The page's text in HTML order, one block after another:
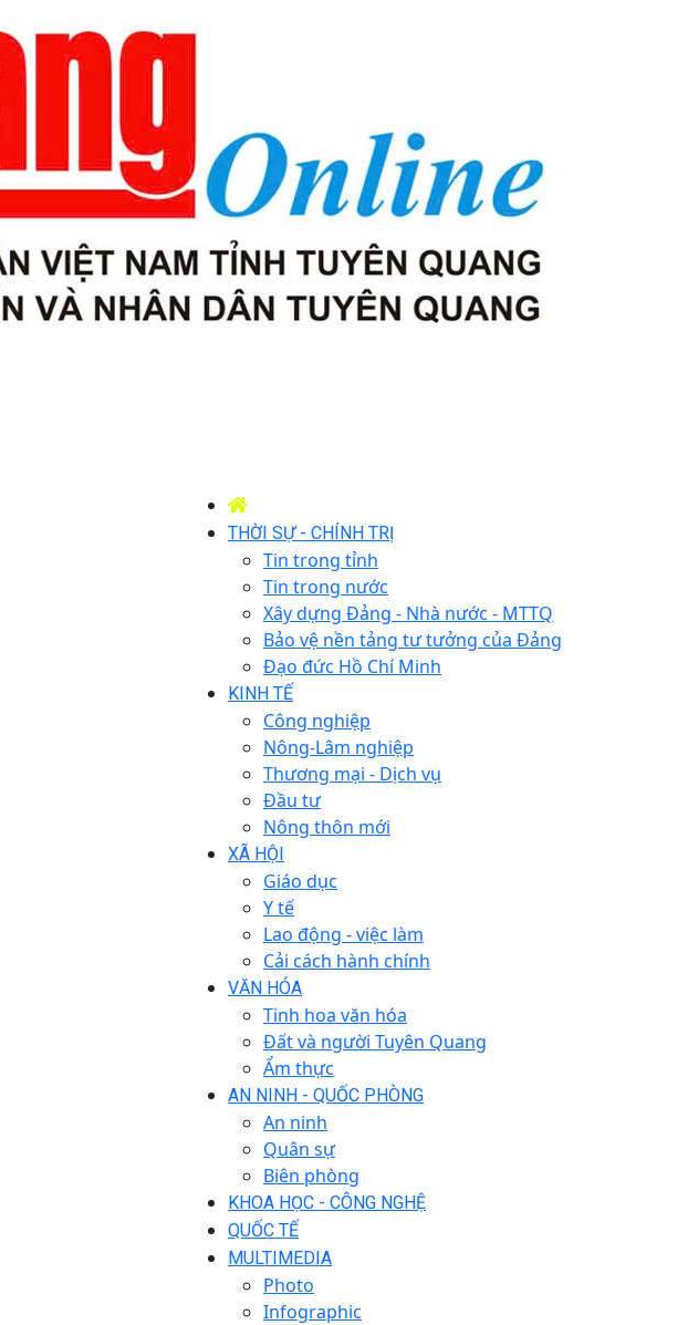
THỜI SỰ - CHÍNH TRỊ
Tin trong tỉnh
Tin trong nước
Xây dựng Đảng - Nhà nước - MTTQ
Bảo vệ nền tảng tư tưởng của Đảng
Đạo đức Hồ Chí Minh
KINH TẾ
Công nghiệp
Nông-Lâm nghiệp
Thương mại - Dịch vụ
Đầu tư
Nông thôn mới
XÃ HỘI
Giáo dục
Y tế
Lao động - việc làm
Cải cách hành chính
VĂN HÓA
Tinh hoa văn hóa
Đất và người Tuyên Quang
Ẩm thực
AN NINH - QUỐC PHÒNG
An ninh
Quân sự
Biên phòng
KHOA HỌC - CÔNG NGHỆ
QUỐC TẾ
MULTIMEDIA
Photo
Infographic